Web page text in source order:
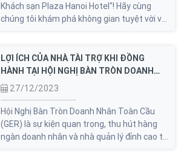
Khách sạn Plaza Hanoi Hotel"! Hãy cùng
chúng tôi khám phá không gian tuyệt vời và
thứ 11.
LỢI ÍCH CỦA NHÀ TÀI TRỢ KHI ĐỒNG
HÀNH TẠI HỘI NGHỊ BÀN TRÒN DOANH
NHÂN QUỐC TẾ - GER 2024
27/12/2023
Hội Nghị Bàn Tròn Doanh Nhân Toàn Cầu
(GER) là sự kiện quan trọng, thu hút hàng
ngàn doanh nhân và nhà quản lý đỉnh cao từ